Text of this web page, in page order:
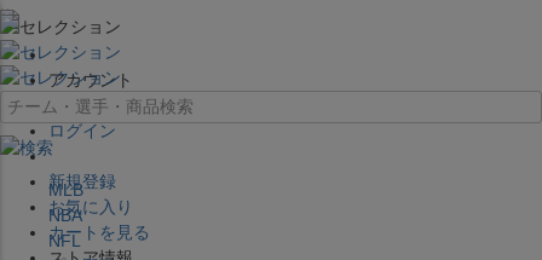
×
アカウント
ログイン
新規登録
お気に入り
カートを見る
MLB
NBA
NFL